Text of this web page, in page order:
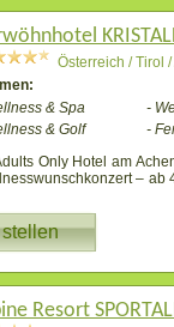
Österreich / Tirol
& Spa
-
& Golf
-
Only Hotel am
– ab
Resort